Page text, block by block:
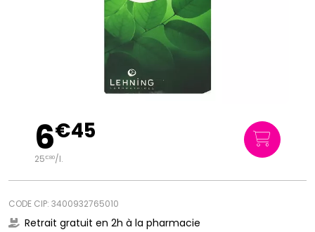
6€45
25€80/l.
CODE CIP: 3400932765010
Retrait gratuit en 2h à la pharmacie